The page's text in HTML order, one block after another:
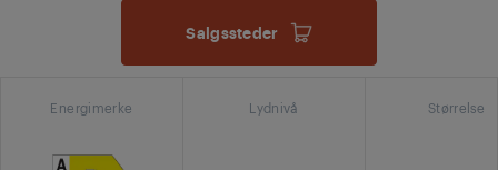
Salgssteder
Energimerke Lydnivå Størrelse